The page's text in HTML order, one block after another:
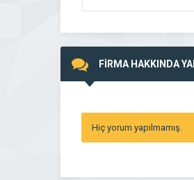
FİRMA HAKKINDA
Hiç yorum yapılmamış.